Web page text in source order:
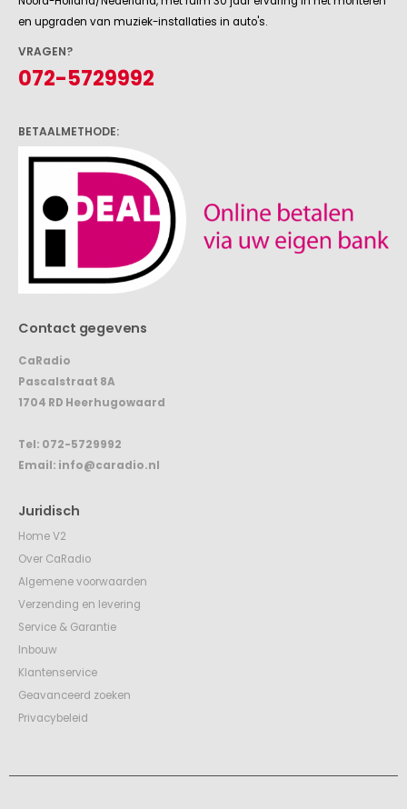
en upgraden van muziek-installaties in auto's.
VRAGEN?
072-5729992
BETAALMETHODE:
Contact gegevens
CaRadio
Pascalstraat 8A
1704 RD Heerhugowaard
Tel: 072-5729992
Email: info@caradio.nl
Juridisch
Home V2
Over CaRadio
Algemene voorwaarden
Verzending en levering
Service & Garantie
Inbouw
Klantenservice
Geavanceerd zoeken
Privacybeleid